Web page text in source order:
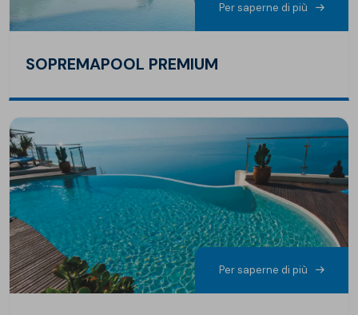
Per saperne di più
SOPREMAPOOL PREMIUM
Per saperne di più